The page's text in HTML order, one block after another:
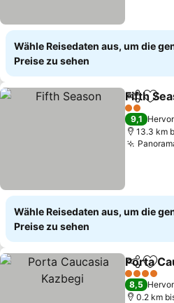
Wähle Reisedaten aus, um die
Preise zu sehen
TeilenZu
Fifth
2 Sterne
9,1
13.3 km
Wähle Reisedaten aus, um die
Preise zu sehen
TeilenZu
Porta
4 Sterne
8,5
0.2 km